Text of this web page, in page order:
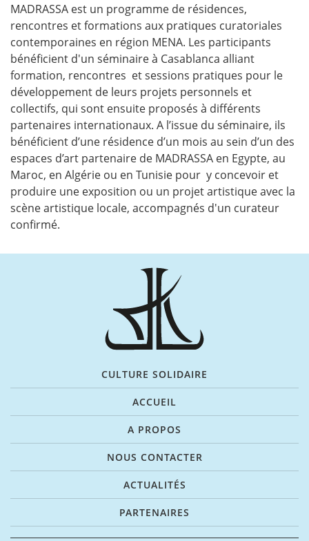
MADRASSA est un programme de résidences,
rencontres et formations aux pratiques curatoriales
contemporaines en région MENA. Les participants
bénéficient d'un séminaire à Casablanca alliant
formation, rencontres et sessions pratiques pour le
développement de leurs projets personnels et
collectifs, qui sont ensuite proposés à différents
partenaires internationaux. A l’issue du séminaire, ils
bénéficient d’une résidence d’un mois au sein d’un des
espaces d’art partenaire de MADRASSA en Egypte, au
Maroc, en Algérie ou en Tunisie pour y concevoir et
produire une exposition ou un projet artistique avec la
scène artistique locale, accompagnés d'un curateur
confirmé.
CULTURE SOLIDAIRE
ACCUEIL
A PROPOS
NOUS CONTACTER
ACTUALITÉS
PARTENAIRES